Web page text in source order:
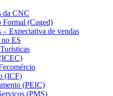
da CNC
Formal (Caged)
– Expectativa de vendas
ES
(ICF)
(PEIC)
(PMS)